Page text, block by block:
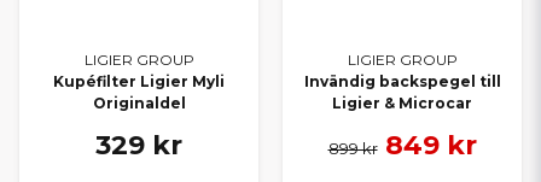
LIGIER GROUP
Kupéfilter Ligier Myli
Originaldel
329 kr
LIGIER GROUP
Invändig backspegel till
Ligier & Microcar
899 kr 849 kr